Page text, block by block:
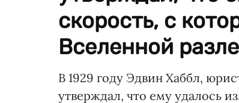
скорость, с
Вселенной
В 1929 году Эдвин Хаббл,
утверждал, что ему удалось